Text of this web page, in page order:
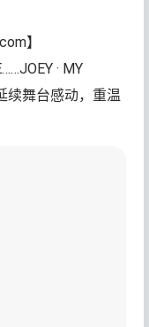
】
· MY
续舞台感动，重温